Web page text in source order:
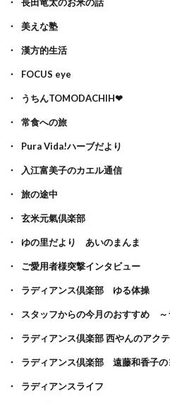
美えな塾
漢方的生活
FOCUS eye
うちんTOMODACHIH❤
常食への旅
Pura Vida!ハーブだより
入江富美子のカエル通信
旅の途中
玄米元氣倶楽部
ゆの里だより あいのまんま
ご愛用者様突撃インタビュー
ラディアンス倶楽部 ゆる体操
スタッフからの今月のおすすめ ～
ラディアンス倶楽部 西やんのアク
ラディアンス倶楽部 遠藤和香子の
ラディアンスライフ